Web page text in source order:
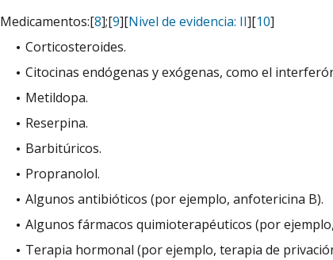
Medicamentos:[8];[9][Nivel de evidencia: II][10]
Corticosteroides.
Citocinas endógenas y exógenas, como el
Metildopa.
Reserpina.
Barbitúricos.
Propranolol.
Algunos antibióticos (por ejemplo, anfotericina B).
Algunos fármacos quimioterapéuticos (por
Terapia hormonal (por ejemplo, terapia de